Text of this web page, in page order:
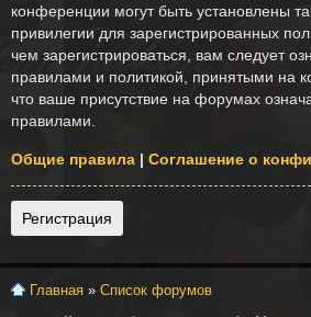
конференции могут быть установлены
привилегии для зарегистрированных
чем зарегистрироваться, вам следует
правилами и политикой, принятыми на
что ваше присутствие на форумах
правилами.
Общие правила | Соглашение о
Регистрация
Главная » Список форумов